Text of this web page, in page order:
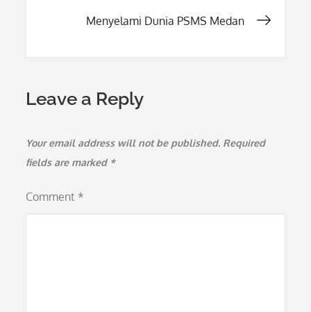
Menyelami Dunia PSMS Medan
Leave a Reply
Your email address will not be published. Required
fields are marked *
Comment *